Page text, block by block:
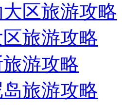
区旅游攻略
旅游攻略
游攻略
旅游攻略